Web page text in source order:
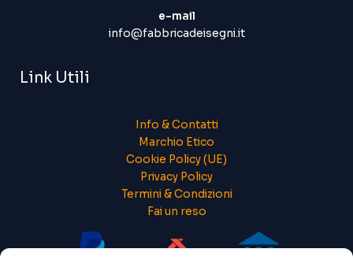
e-mail
info@fabbricadeisegni.it
Link Utili
Info & Contatti
Marchio Etico
Cookie Policy (UE)
Privacy Policy
Termini & Condizioni
Fai un reso